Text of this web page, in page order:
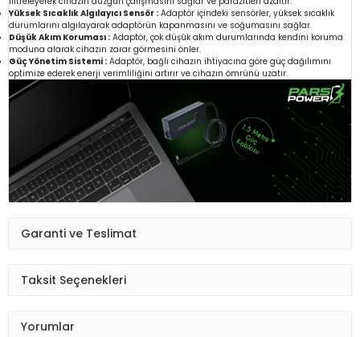
Yüksek Sıcaklık Algılayıcı Sensör : Adaptör içindeki sensörler, yüksek sıcaklık
durumlarını algılayarak adaptörün kapanmasını ve soğumasını sağlar.
Düşük Akım Koruması : Adaptör, çok düşük akım durumlarında kendini koruma
moduna alarak cihazın zarar görmesini önler.
Güç Yönetim Sistemi : Adaptör, bağlı cihazın ihtiyacına göre güç dağılımını
optimize ederek enerji verimliliğini artırır ve cihazın ömrünü uzatır.
Garanti ve Teslimat
Taksit Seçenekleri
Yorumlar